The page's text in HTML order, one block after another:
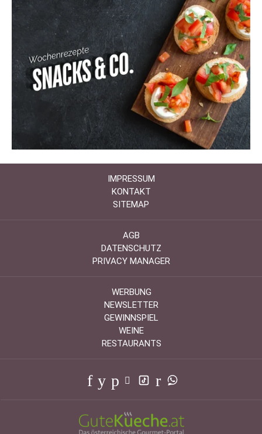
IMPRESSUM
KONTAKT
SITEMAP
AGB
DATENSCHUTZ
PRIVACY MANAGER
WERBUNG
NEWSLETTER
GEWINNSPIEL
WEINE
RESTAURANTS